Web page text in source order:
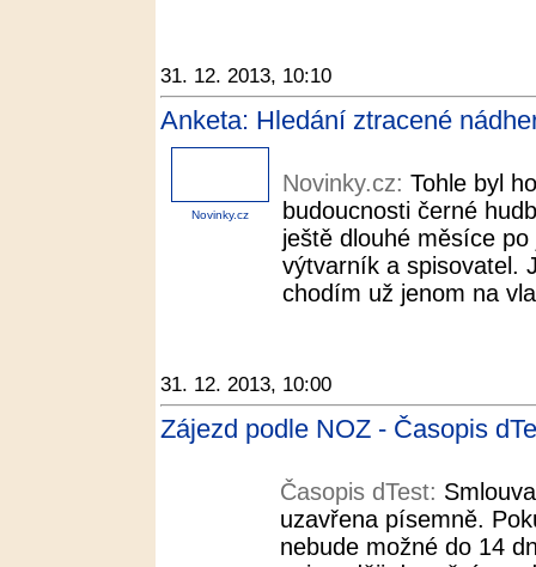
31. 12. 2013, 10:10
Anketa: Hledání ztracené
Novinky.cz
Novinky.cz: Tohle byl
budoucnosti černé
ještě dlouhé měsíce
výtvarník a spisovatel.
chodím už jenom na
31. 12. 2013, 10:00
Zájezd podle NOZ - Časopis
Časopis dTest:
uzavřena písemně.
nebude možné do 14